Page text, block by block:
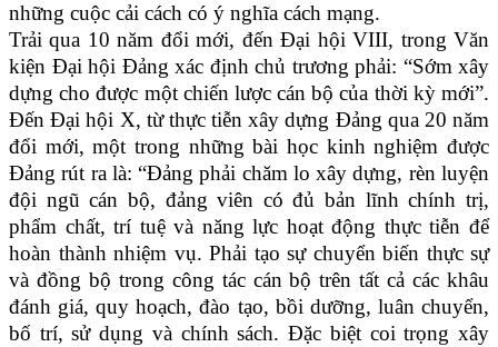
những cuộc cải cách có ý nghĩa cách mạng.
Trải qua 10 năm đổi mới, đến Đại hội VIII, trong Văn
kiện Đại hội Đảng xác định chủ trương phải: “Sớm xây
dựng cho được một chiến lược cán bộ của thời kỳ mới”.
Đến Đại hội X, từ thực tiễn xây dựng Đảng qua 20 năm
đổi mới, một trong những bài học kinh nghiệm được
Đảng rút ra là: “Đảng phải chăm lo xây dựng, rèn luyện
đội ngũ cán bộ, đảng viên có đủ bản lĩnh chính trị,
phẩm chất, trí tuệ và năng lực hoạt động thực tiễn để
hoàn thành nhiệm vụ. Phải tạo sự chuyển biến thực sự
và đồng bộ trong công tác cán bộ trên tất cả các khâu
đánh giá, quy hoạch, đào tạo, bồi dưỡng, luân chuyển,
bố trí, sử dụng và chính sách. Đặc biệt coi trọng xây